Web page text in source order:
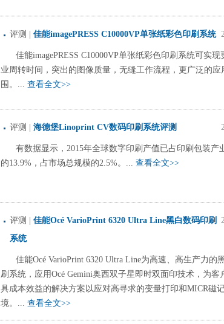
评测 佳能imagePRESS C10000VP单张纸彩色印刷系统
佳能imagePRESS C10000VP单张纸彩色印刷系统可实现
业周转时间，突出的图像质量，无缝工作流程，更广泛的应
围。... 查看全文>>
评测 海德堡Linoprint CV数码印刷系统评测
有数据显示，2015年全球数字印刷产值已占印刷包装产
的13.9%，占市场总规模的2.5%。... 查看全文>>
评测
佳能Océ VarioPrint 6320 Ultra Line黑白数码印刷
系统
佳能Océ VarioPrint 6320 Ultra Line为高速、高生产力的
刷系统，应用Océ Gemini奥西双子星即时双面印技术，为客
具成本效益的解决方案以应对高寻求的变量打印和MICR磁
境。... 查看全文>>